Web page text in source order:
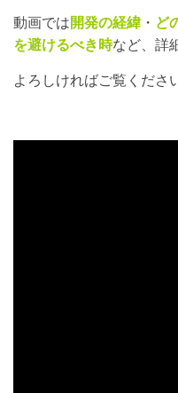
動画では開発の経緯・ ど
を避けるべき時など、詳
よろしければご覧くださ